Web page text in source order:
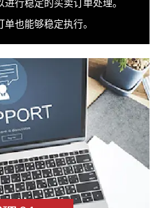
也能够稳定执行。